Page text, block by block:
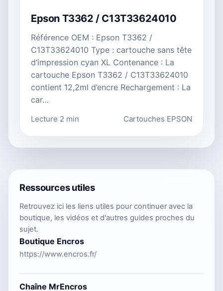
Epson T3362 / C13T33624010
Référence OEM : Epson T3362 /
C13T33624010 Type : cartouche sans tête
d’impression cyan XL Contenance : La
cartouche Epson T3362 / C13T33624010
contient 12,2ml d’encre Rechargement : La
car…
Lecture 2 min Cartouches EPSON
Ressources utiles
Retrouvez ici les liens utiles pour continuer avec la
boutique, les vidéos et d'autres guides proches du
sujet.
Boutique Encros
https://www.encros.fr/
Chaîne MrEncros